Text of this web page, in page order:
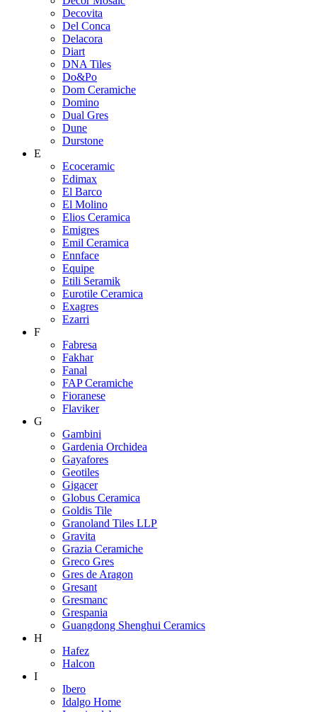
Decovita
Del Conca
Delacora
Diart
DNA Tiles
Do&Po
Dom Ceramiche
Domino
Dual Gres
Dune
Durstone
E
Ecoceramic
Edimax
El Barco
El Molino
Elios Ceramica
Emigres
Emil Ceramica
Ennface
Equipe
Etili Seramik
Eurotile Ceramica
Exagres
Ezarri
F
Fabresa
Fakhar
Fanal
FAP Ceramiche
Fioranese
Flaviker
G
Gambini
Gardenia Orchidea
Gayafores
Geotiles
Gigacer
Globus Ceramica
Goldis Tile
Granoland Tiles LLP
Gravita
Grazia Ceramiche
Greco Gres
Gres de Aragon
Gresant
Gresmanc
Grespania
Guangdong Shenghui Ceramics
H
Hafez
Halcon
I
Ibero
Idalgo Home